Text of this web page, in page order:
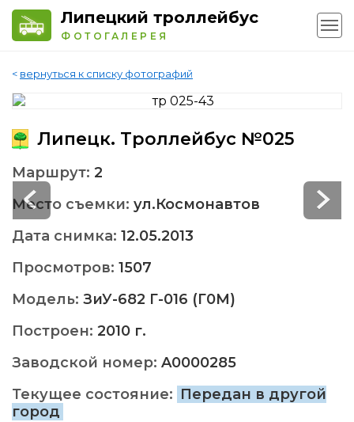
Липецкий троллейбус
ФОТОГАЛЕРЕЯ
< вернуться к списку фотографий
Липецк. Троллейбус №025
Маршрут: 2
Место съемки: ул.Космонавтов
Дата снимка: 12.05.2013
Просмотров: 1507
Модель: ЗиУ-682 Г-016 (Г0М)
Построен: 2010 г.
Заводской номер: A0000285
Текущее состояние: Передан в другой
город